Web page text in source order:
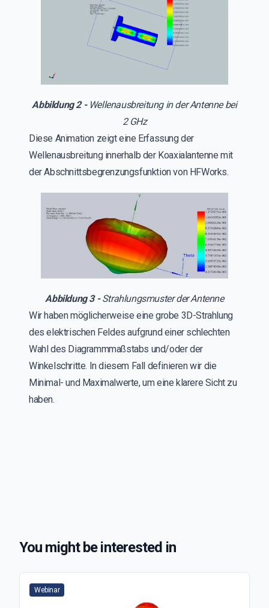
Abbildung 2 -Wellenausbreitung in der Antenne bei
2 GHz
Diese Animation zeigt eine Erfassung der
Wellenausbreitung innerhalb der Koaxialantenne mit
der Abschnittsbegrenzungsfunktion von HFWorks.
Abbildung 3 -Strahlungsmuster der Antenne
Wir haben möglicherweise eine grobe 3D-Strahlung
des elektrischen Feldes aufgrund einer schlechten
Wahl des Diagrammmaßstabs und/oder der
Winkelschritte. In diesem Fall definieren wir die
Minimal- und Maximalwerte, um eine klarere Sicht zu
haben.
You might be interested in
Webinar